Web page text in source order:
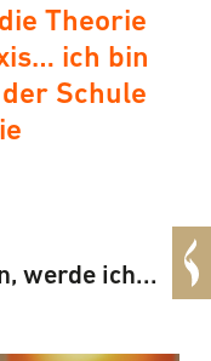
Theorie
ich bin
Schule
werde ich...